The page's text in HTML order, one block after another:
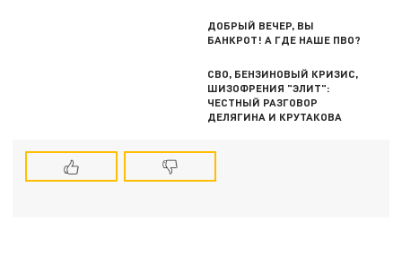
ДОБРЫЙ ВЕЧЕР, ВЫ
БАНКРОТ! А ГДЕ НАШЕ ПВО?
СВО, БЕНЗИНОВЫЙ КРИЗИС,
ШИЗОФРЕНИЯ "ЭЛИТ":
ЧЕСТНЫЙ РАЗГОВОР
ДЕЛЯГИНА И КРУТАКОВА